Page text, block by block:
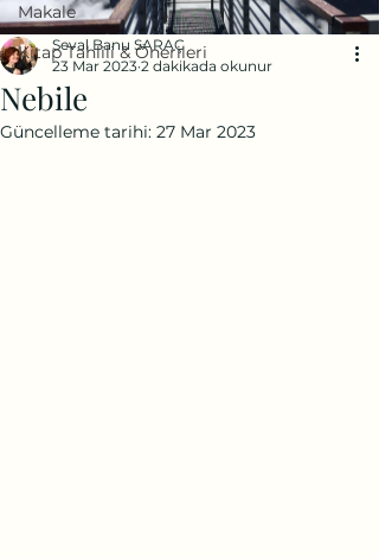
Makale
Kitap Tahlili & Önerileri
Nebile
Seval Banu SARAÇ
23 Mar 2023 2 dakikada okunur
Güncelleme tarihi: 27 Mar 2023